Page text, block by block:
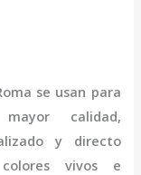
se usan para
calidad,
y directo
vivos e